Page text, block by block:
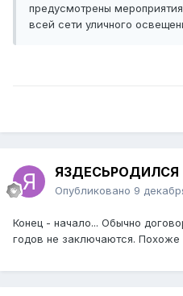
предусмотрены
всей сети уличного
ЯЗДЕСЬРОДИЛСЯ
Опубликовано 9
Конец - начало... Обычно
годов не заключаются. Похоже